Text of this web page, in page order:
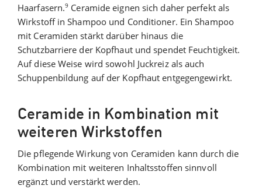
Haarfasern.9 Ceramide eignen sich daher perfekt als
Wirkstoff in Shampoo und Conditioner. Ein Shampoo
mit Ceramiden stärkt darüber hinaus die
Schutzbarriere der Kopfhaut und spendet Feuchtigkeit.
Auf diese Weise wird sowohl Juckreiz als auch
Schuppenbildung auf der Kopfhaut entgegengewirkt.
Ceramide in Kombination mit
weiteren Wirkstoffen
Die pflegende Wirkung von Ceramiden kann durch die
Kombination mit weiteren Inhaltsstoffen sinnvoll
ergänzt und verstärkt werden.